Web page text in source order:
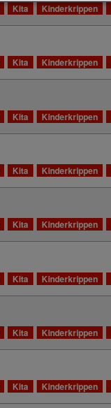
Kita Kinderkrippen
Kita Kinderkrippen
Kita Kinderkrippen
Kita Kinderkrippen
Kita Kinderkrippen
Kita Kinderkrippen
Kita Kinderkrippen
Kita Kinderkrippen